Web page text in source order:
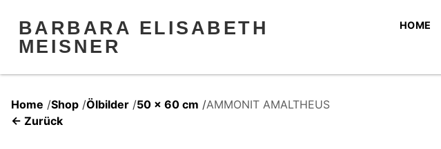
BARBARA ELISABETH
MEISNER
HOME
Home /Shop /Ölbilder /50 x 60 cm /AMMONIT AMALTHEUS
← Zurück